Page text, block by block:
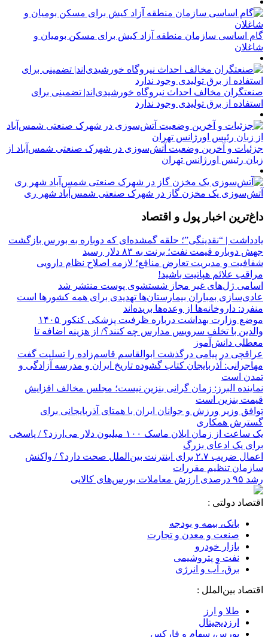
گام اساسی سازمان منطقه آزاد کیش برای مسکن بومیان و
شاغلان
صنعتگران مخالف احداث نیروگاه خورشیدی‌اند| تضمینی برای
استفاده از برق تولیدی وجود ندارد
جزئیات و آخرین وضعیت آتش‌سوزی در شهرک صنعتی شمس‌آباد از
زبان رئیس اورژانس تهران
آتش‌سوزی یک مخزن گاز در شهرک صنعتی شمس‌آباد شهر ری
داغ‌ترین اخبار پول و اقتصاد
یادداشت | “نقدینگی”؛ حلقه گمشده‌ای که دوباره به بورس بازگشت
جهش دوباره قیمت نفت؛ برنت به ۸۳ دلار رسید
شفافیت و مدیریت تعارض منافع؛ لازمه اصلاح نظام دارویی
مراقب علائم هپاتیت باشید!
اسامی ژل‌های غیر مجاز شستشوی پوست منتشر شد
عادی‌سازی بمباران بیمارستان‌ها تهدیدی برای همه کشورها است
منفرد: داروخانه‌ها از وعده‌ها بریده‌اند
موضع وزارت بهداشت درباره ظرفیت پزشکی کنکور ۱۴۰۵
والدین با تخلف سرویس مدارس چه کنند؟/ از هزینه اضافه تا
معطلی دانش‌آموز
عراقچی در پیامی درگذشت ابوالقاسم قاسم‌زاده را تسلیت گفت
مهاجرانی: آذربایجان کتاب گشوده تاریخ ایران و مدرسه آزادگی و
تمدن است
نماینده البرز: زمان گرانی بنزین نیست؛ مجلس مخالف افزایش
قیمت بنزین است
توافق وزیر ورزش و جوانان ایران با همتای آذربایجانی برای
گسترش همکاری
یک ساعت از زمان ایلان ماسک ۱۰۰ میلیون دلار می‌ارزد؟ / پاسخی
برای یک ادعای بزرگ
اعمال ضریب ۲.۷ برای اینترنت بین‌الملل صحت دارد؟ / واکنش
سازمان تنظیم مقررات
رشد ۹۵ درصدی ارزش معاملات بورس‌های کالایی
اقتصاد دولتی :
بانک، بیمه و بودجه
صنعت و معدن و تجارت
بازار خودرو
نفت و پتروشیمی
برق، آب و انرژی
اقتصاد بین‌الملل :
طلا و ارز
ارزدیجیتال
بورس، سهام و فارکس